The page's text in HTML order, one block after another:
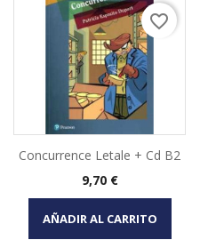
Concurrence Letale + Cd B2
Precio
9,70 €
AÑADIR AL CARRITO
favorite_border